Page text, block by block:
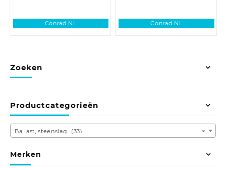
Conrad NL Conrad NL
Zoeken
Productcategorieën
×
Ballast, steenslag (33)
Merken